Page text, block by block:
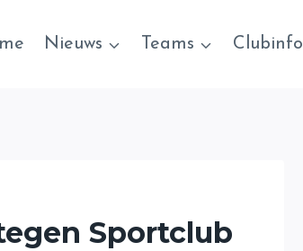
Nieuws Teams
Sportclub